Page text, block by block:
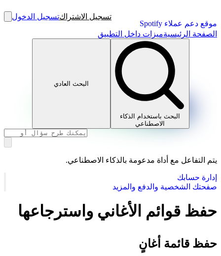
موقع دعم عملاء Spotify
تسجيل الاشتراكتسجيل الدخول
الصفحة الرئيسيةميزات داخل التطبيق
البحث باستخدام الذكاء
الاصطناعي
البحث العادي
يتم التفاعل مع أداة مدعومة بالذكاء الاصطناعي.
إدارة حسابك
صفحتك الشخصية والدفع والمزيد
حفظ قوائم الأغاني واسترجاعها
حفظ قائمة أغانٍ